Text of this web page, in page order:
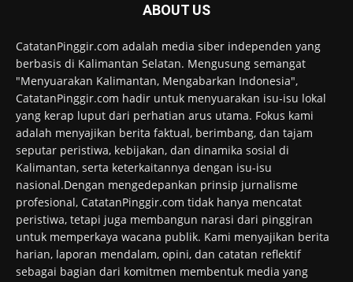
ABOUT US
CatatanPinggir.com adalah media siber independen yang
berbasis di Kalimantan Selatan. Mengusung semangat
"Menyuarakan Kalimantan, Mengabarkan Indonesia",
CatatanPinggir.com hadir untuk menyuarakan isu-isu lokal
yang kerap luput dari perhatian arus utama. Fokus kami
adalah menyajikan berita faktual, berimbang, dan tajam
seputar peristiwa, kebijakan, dan dinamika sosial di
Kalimantan, serta keterkaitannya dengan isu-isu
nasional.Dengan mengedepankan prinsip jurnalisme
profesional, CatatanPinggir.com tidak hanya mencatat
peristiwa, tetapi juga membangun narasi dari pinggiran
untuk memperkaya wacana publik. Kami menyajikan berita
harian, laporan mendalam, opini, dan catatan reflektif
sebagai bagian dari komitmen membentuk media yang